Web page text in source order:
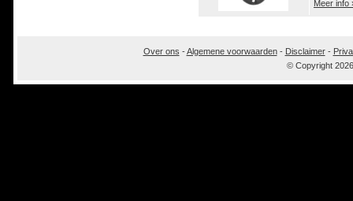
Meer info
Over ons -Algemene voorwaarden- Disclaimer-
© Copyright